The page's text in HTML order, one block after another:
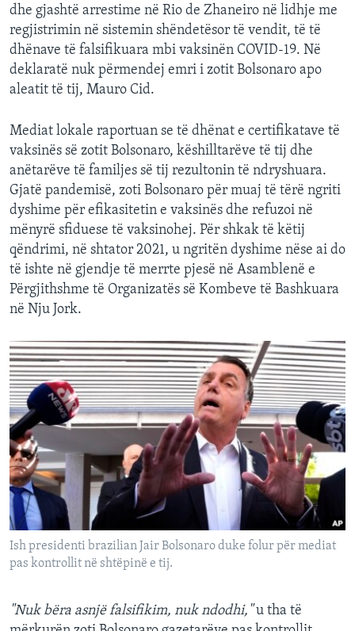
dhe gjashtë arrestime në Rio de Zhaneiro në lidhje me
regjistrimin në sistemin shëndetësor të vendit, të të
dhënave të falsifikuara mbi vaksinën COVID-19. Në
deklaratë nuk përmendej emri i zotit Bolsonaro apo
aleatit të tij, Mauro Cid.
Mediat lokale raportuan se të dhënat e certifikatave të
vaksinës së zotit Bolsonaro, këshilltarëve të tij dhe
anëtarëve të familjes së tij rezultonin të ndryshuara.
Gjatë pandemisë, zoti Bolsonaro për muaj të tërë ngriti
dyshime për efikasitetin e vaksinës dhe refuzoi në
mënyrë sfiduese të vaksinohej. Për shkak të këtij
qëndrimi, në shtator 2021, u ngritën dyshime nëse ai do
të ishte në gjendje të merrte pjesë në Asamblenë e
Përgjithshme të Organizatës së Kombeve të Bashkuara
në Nju Jork.
Ish presidenti brazilian Jair Bolsonaro duke folur për mediat
pas kontrollit në shtëpinë e tij.
"Nuk bëra asnjë falsifikim, nuk ndodhi,"u tha të